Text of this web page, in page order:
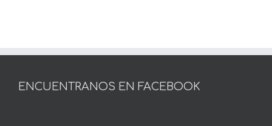
ENCUENTRANOS EN FACEBOOK